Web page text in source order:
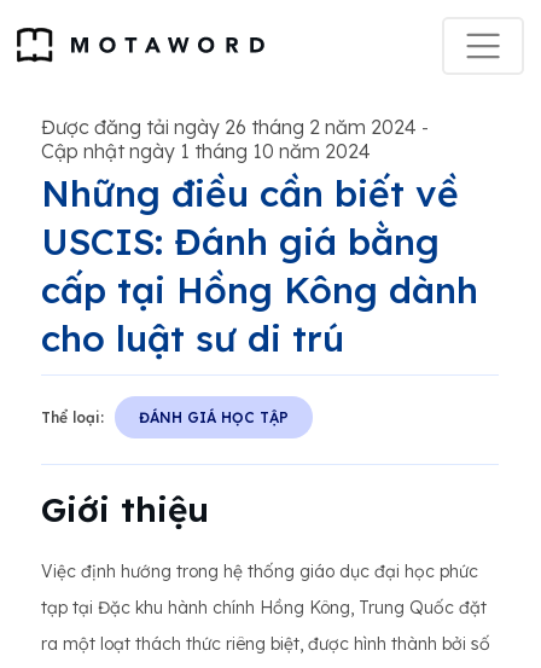
Được đăng tải ngày 26 tháng 2 năm 2024 -
Cập nhật ngày 1 tháng 10 năm 2024
Những điều cần biết về
USCIS: Đánh giá bằng
cấp tại Hồng Kông dành
cho luật sư di trú
Thể loại: ĐÁNH GIÁ HỌC TẬP
Giới thiệu
Việc định hướng trong hệ thống giáo dục đại học phức
tạp tại Đặc khu hành chính Hồng Kông, Trung Quốc đặt
ra một loạt thách thức riêng biệt, được hình thành bởi số